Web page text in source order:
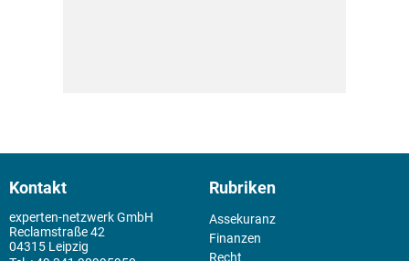
Kontakt
experten-netzwerk GmbH
Reclamstraße 42
04315 Leipzig
Rubriken
Assekuranz
Finanzen
Recht